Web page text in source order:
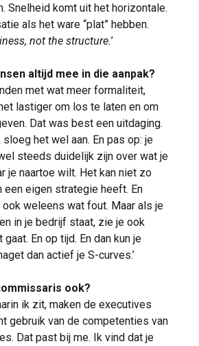
Snelheid komt uit het horizontale.
als het ware “plat” hebben.
not the structure.’
altijd mee in die aanpak?
met wat meer formaliteit,
lastiger om los te laten en om
Dat was best een uitdaging.
het wel aan. En pas op: je
steeds duidelijk zijn over wat je
je naartoe wilt. Het kan niet zo
een eigen strategie heeft. En
ook weleens wat fout. Maar als je
in je bedrijf staat, zie je ook
En op tijd. En dan kun je
dan actief je S-curves.’
ook?
ik zit, maken de executives
gebruik van de competenties van
Dat past bij me. Ik vind dat je